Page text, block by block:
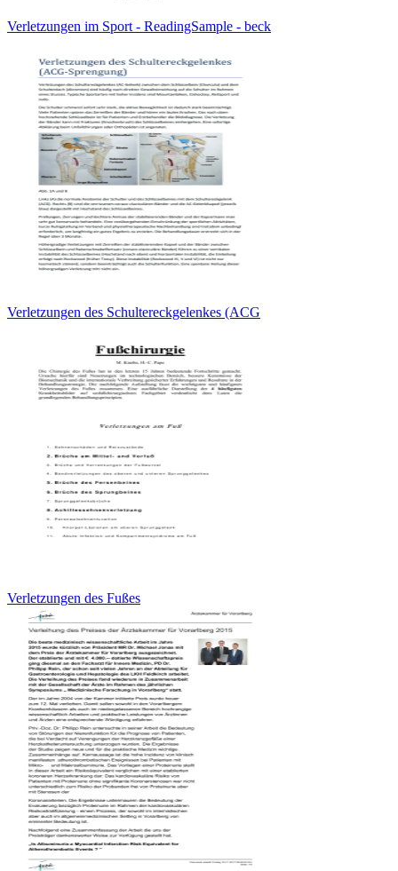
Verletzungen im Sport - ReadingSample - beck
Verletzungen des Schultereckgelenkes (ACG
Verletzungen des Fußes